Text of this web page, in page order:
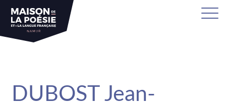
DUBOST Jean-